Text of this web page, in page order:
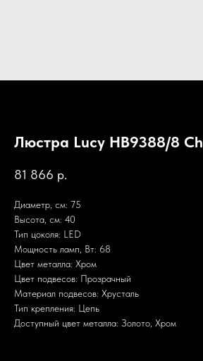
Люстра Lucy HB9388/8 Ch
81 866 р.
Диаметр, см: 75
Высота, см: 40
Тип цоколя: LED
Мощность ламп, Вт: 68
Цвет металла: Хром
Цвет подвесов: Прозрачный
Материал подвесов: Хрусталь
Тип крепления: Цепь
Доступный цвет металла: Золото, Хром